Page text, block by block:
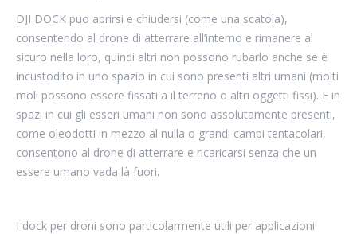
DJI DOCK puo aprirsi e chiudersi (come una scatola),
consentendo al drone di atterrare all’interno e rimanere al
sicuro nella loro, quindi altri non possono rubarlo anche se è
incustodito in uno spazio in cui sono presenti altri umani (molti
moli possono essere fissati a il terreno o altri oggetti fissi). E in
spazi in cui gli esseri umani non sono assolutamente presenti,
come oleodotti in mezzo al nulla o grandi campi tentacolari,
consentono al drone di atterrare e ricaricarsi senza che un
essere umano vada là fuori.
I dock per droni sono particolarmente utili per applicazioni